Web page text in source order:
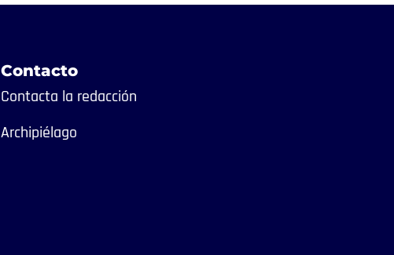
Contacto
Contacta la redacción
Archipiélago